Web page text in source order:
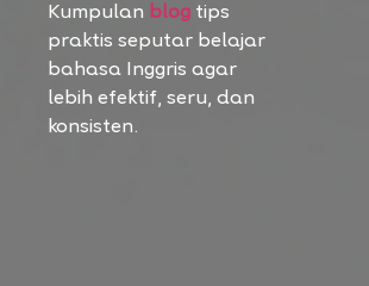
Kumpulan blog tips
praktis seputar belajar
bahasa Inggris agar
lebih efektif, seru, dan
konsisten.